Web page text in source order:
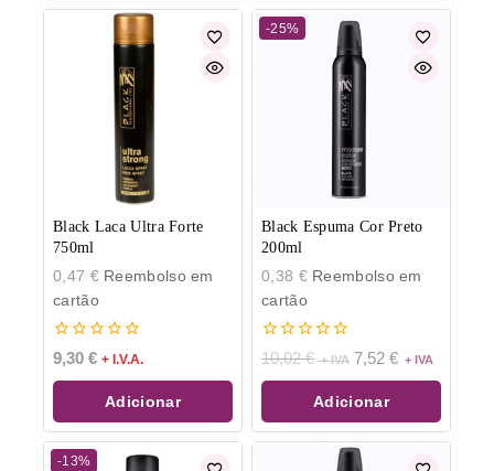
Black Laca Ultra Forte
750ml
0,47 €Reembolso em
cartão
0
de
5
9,30 € + I.V.A.
Adicionar
-25%
Black Espuma Cor Preto
200ml
0,38 €Reembolso em
cartão
0
de
5
10,02€ 7,52 €
Adicionar
-13%